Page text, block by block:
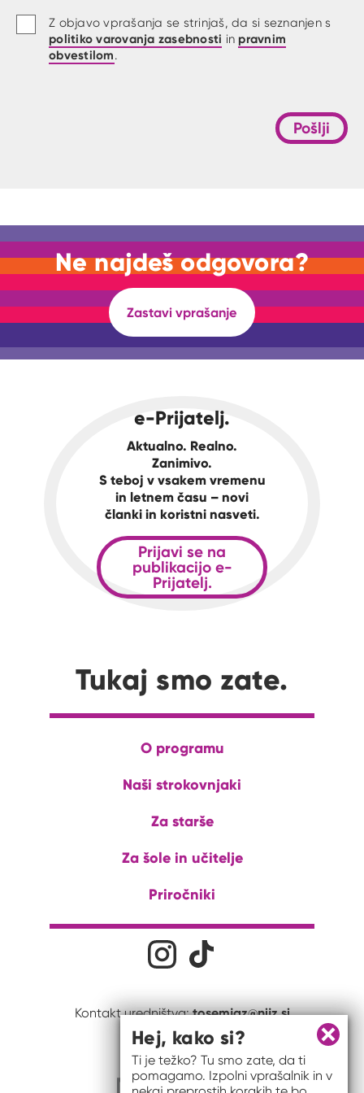
Z objavo vprašanja se strinjaš, da si seznanjen s
politiko varovanja zasebnosti in pravnim
obvestilom.
Pošlji
Ne najdeš odgovora?
Zastavi vprašanje
e-Prijatelj.
Aktualno. Realno.
Zanimivo.
S teboj v vsakem vremenu
in letnem času – novi
članki in koristni nasveti.
Prijavi se na
publikacijo e-
Prijatelj.
Tukaj smo zate.
O programu
Naši strokovnjaki
Za starše
Za šole in učitelje
Priročniki
Družabna omrežja
Kontakt uredništva:tosemjaz@nijz.si
Zapri
Hej, kako si?
Ti je težko? Tu smo zate, da ti
pomagamo. Izpolni vprašalnik in v